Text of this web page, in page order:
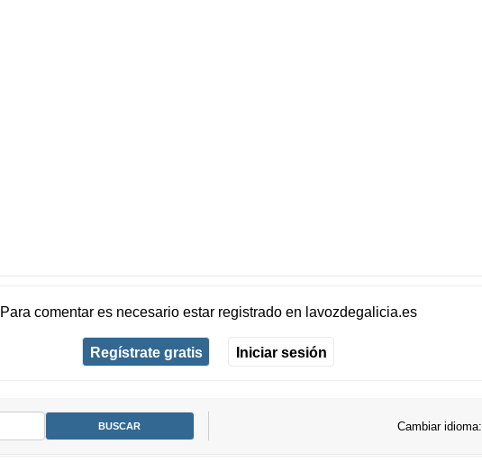
Para comentar es necesario estar registradoen lavozdegalicia.es
Regístrate gratis Iniciar sesión
Cambiar idioma: